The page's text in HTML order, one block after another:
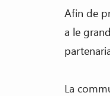
Afin de
a le
La